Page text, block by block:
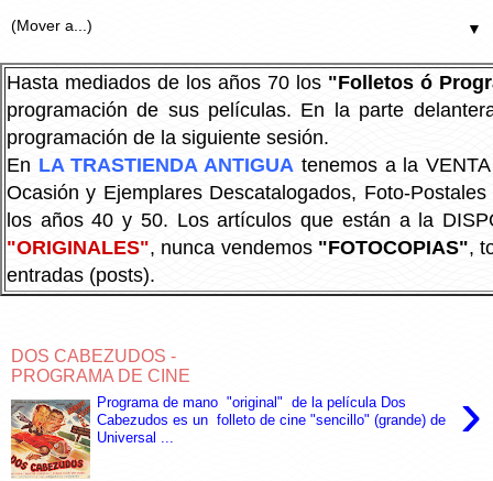
▼
Hasta mediados de los años 70 los "Folletos ó
programación de sus películas. En la parte
programación de la siguiente sesión.
En LA TRASTIENDA ANTIGUA tenemos a la
Ocasión y Ejemplares Descatalogados, Foto-
los años 40 y 50. Los artículos que están a la
"ORIGINALES", nunca vendemos "FOTOCOPIAS",
entradas (posts).
DOS CABEZUDOS -
PROGRAMA DE CINE
›
Programa de mano "original" de la película Dos
Cabezudos es un folleto de cine "sencillo" (grande) de
Universal ...